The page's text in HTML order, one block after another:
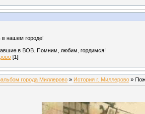
в нашем городе!
в ВОВ. Помним, любим, гордимся!
[1]
города Миллерово » История г. Миллерово »